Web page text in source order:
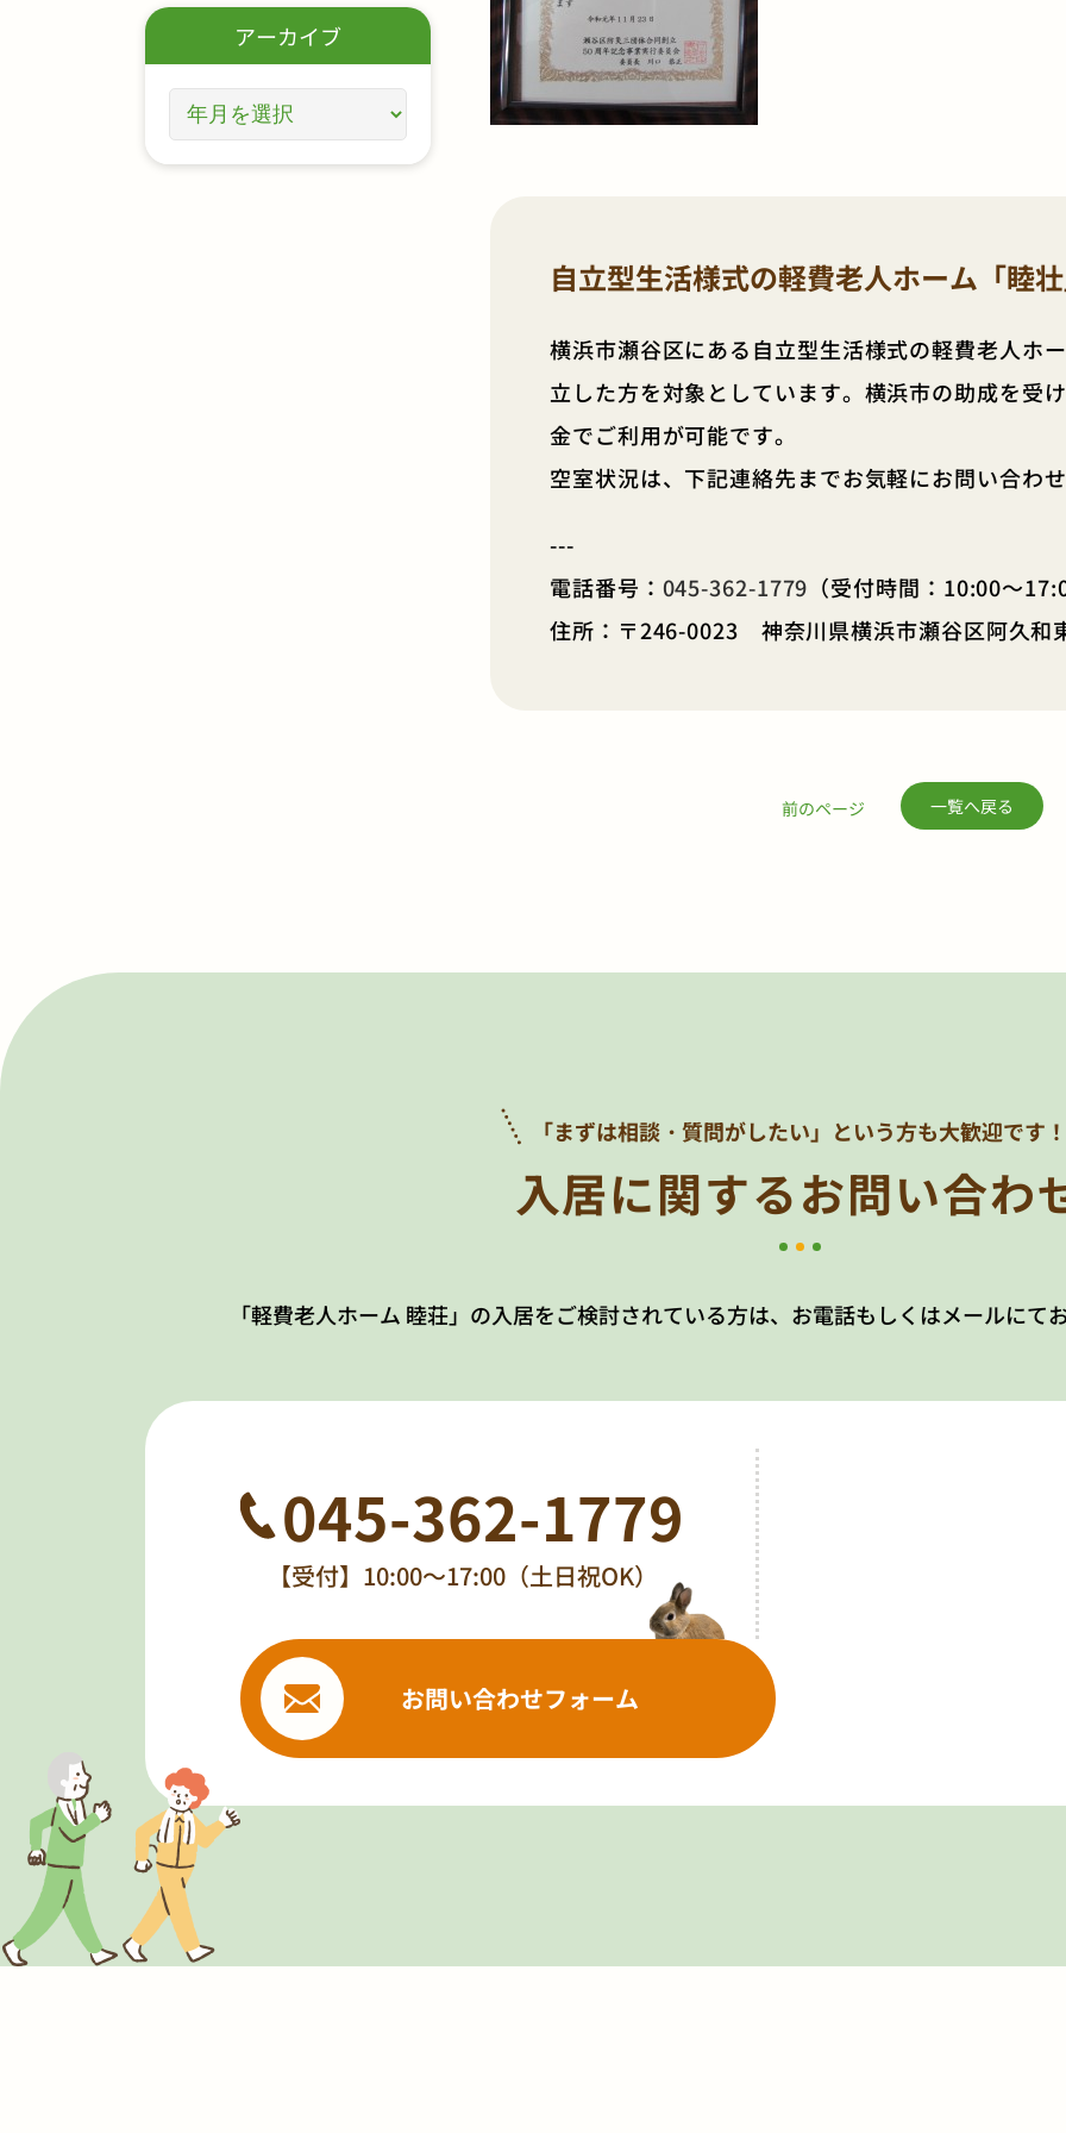
自立型生活様式の軽費老人ホーム「睦
横浜市瀬谷区にある自立型生活様式の軽費老人ホ
立した方を対象としています。横浜市の助成を受
金でご利用が可能です。
空室状況は、下記連絡先までお気軽にお問い合わ
---
電話番号： 045-362-1779 （受付時間：10:00～
住所：〒246-0023 神奈川県横浜市瀬谷区阿久和
前のページ 一覧へ戻る
アーカイブ
「まずは相談・質問がしたい」 という方も大歓迎です！
入居に関するお問い合わ
「軽費老人ホーム 睦荘」の入居をご検討されている方は、お電話もしくはメールにて
045-362-1779
【受付】10:00～17:00（土日祝OK）
お問い合わせフォーム